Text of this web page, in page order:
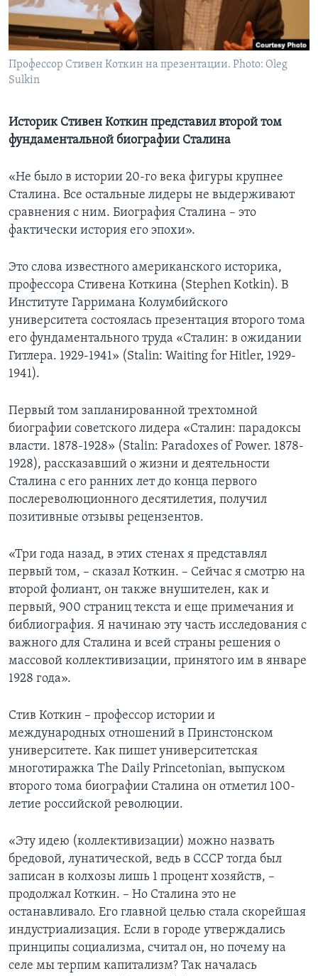
Learning English
СОЦИАЛЬНЫЕ СЕТИ
Языки
Профессор Стивен Коткин на презентации. Photo: Oleg
Sulkin
Историк Стивен Коткин представил второй том
фундаментальной биографии Сталина
«Не было в истории 20-го века фигуры крупнее
Сталина. Все остальные лидеры не выдерживают
сравнения с ним. Биография Сталина – это
фактически история его эпохи».
Это слова известного американского историка,
профессора Стивена Коткина (Stephen Kotkin). В
Институте Гарримана Колумбийского
университета состоялась презентация второго тома
его фундаментального труда «Сталин: в ожидании
Гитлера. 1929-1941» (Stalin: Waiting for Hitler, 1929-
1941).
Первый том запланированной трехтомной
биографии советского лидера «Сталин: парадоксы
власти. 1878-1928» (Stalin: Paradoxes of Power. 1878-
1928), рассказавший о жизни и деятельности
Сталина с его ранних лет до конца первого
послереволюционного десятилетия, получил
позитивные отзывы рецензентов.
«Три года назад, в этих стенах я представлял
первый том, – сказал Коткин. – Сейчас я смотрю на
второй фолиант, он также внушителен, как и
первый, 900 страниц текста и еще примечания и
библиография. Я начинаю эту часть исследования с
важного для Сталина и всей страны решения о
массовой коллективизации, принятого им в январе
1928 года».
Стив Коткин – профессор истории и
международных отношений в Принстонском
университете. Как пишет университетская
многотиражка The Daily Princetonian, выпуском
второго тома биографии Сталина он отметил 100-
летие российской революции.
«Эту идею (коллективизации) можно назвать
бредовой, лунатической, ведь в СССР тогда был
записан в колхозы лишь 1 процент хозяйств, –
продолжал Коткин. – Но Сталина это не
останавливало. Его главной целью стала скорейшая
индустриализация. Если в городе утверждались
принципы социализма, считал он, но почему на
селе мы терпим капитализм? Так началась